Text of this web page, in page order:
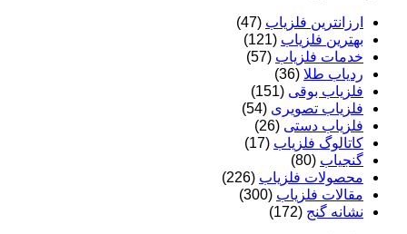
ارزانترین فلزیاب (47)
بهترین فلزیاب (121)
خدمات فلزیاب (57)
ردیاب طلا (36)
فلزیاب بوقی (151)
فلزیاب تصویری (54)
فلزیاب دستی (26)
کاتالوگ فلزیاب (17)
گنجیاب (80)
محصولات فلزیاب (226)
مقالات فلزیاب (300)
نشانه گنج (172)